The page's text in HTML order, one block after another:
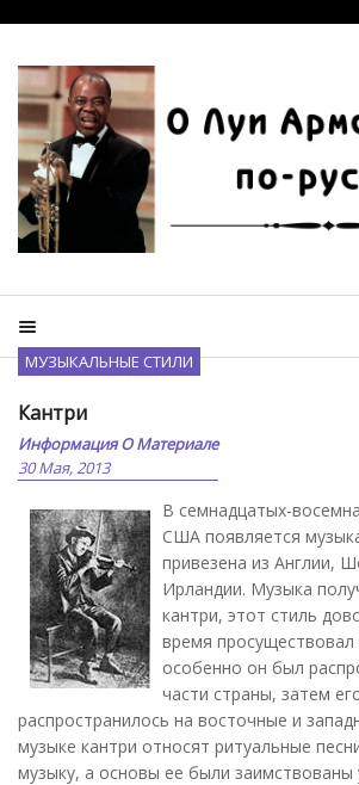
МУЗЫКАЛЬНЫЕ СТИЛИ
Кантри
Информация О Материале
30 Мая, 2013
В семнадцатых-
США появляется
привезена из Англии,
Ирландии. Музыка
кантри, этот стиль
время просуществовал
особенно он был
части страны, затем
распространилось на восточные и
музыке кантри относят ритуальные
музыку, а основы ее были заимствованы